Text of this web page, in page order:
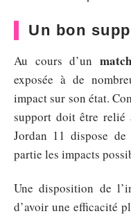
Un bon
Au cours d’un
exposée à de
impact sur son état.
support doit être relié
Jordan 11 dispose
partie les impacts
Une disposition de
d’avoir une efficacité